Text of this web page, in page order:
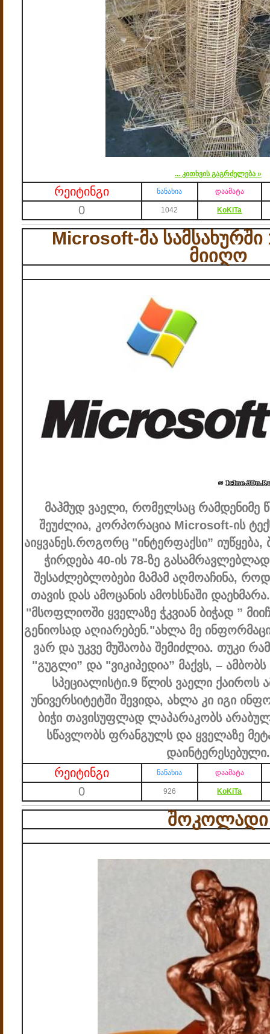
... კითხვის გაგრძელება »
რეიტინგი ნანახია დაამატა
0 1042 KoKiTa
Microsoft-მა
მიიღო
მაჰმუდ ვაელი, რომელსაც რამდენიმე
შეუძლია, კორპორაცია Microsoft-ის
აიყვანეს.როგორც "ინტერფაქსი” იუწყება,
ჭირდება 40-ის 78-ზე
შესაძლებლობები მამამ აღმოაჩინა,
თავის დას ამოცანის ამოხსნაში
"მსოფლიოში ყველაზე ჭკვიან ბიჭად ”
გენიოსად აღიარებენ."ახლა მე
ვარ და უკვე მუშაობა შემიძლია. თუკი
"გუგლი” და "ვიკიპედია” მაქვს, –
სპეციალისტი.9 წლის ვაელი ქაიროს
უნივერსიტეტში შევიდა, ახლა კი იგი
ბიჭი თავისუფლად ლაპარაკობს
სწავლობს ფრანგულს და ყველაზე
დაინტერესებული.
რეიტინგი
ნანახია დაამატა
0 926 KoKiTa
შოკოლადი